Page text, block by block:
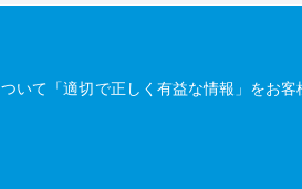
て「適切で正しく有益な情報」をお客